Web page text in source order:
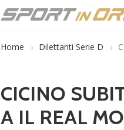
Home Dilettanti Serie D
CICINO
A IL REAL